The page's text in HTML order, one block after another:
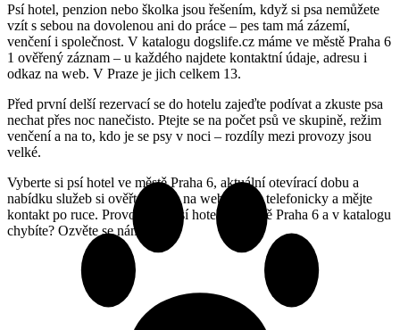
Psí hotel, penzion nebo školka jsou řešením, když si psa nemůžete
vzít s sebou na dovolenou ani do práce – pes tam má zázemí,
venčení i společnost. V katalogu dogslife.cz máme ve městě Praha 6
1 ověřený záznam – u každého najdete kontaktní údaje, adresu i
odkaz na web. V Praze je jich celkem 13.
Před první delší rezervací se do hotelu zajeďte podívat a zkuste psa
nechat přes noc nanečisto. Ptejte se na počet psů ve skupině, režim
venčení a na to, kdo je se psy v noci – rozdíly mezi provozy jsou
velké.
Vyberte si psí hotel ve městě Praha 6, aktuální otevírací dobu a
nabídku služeb si ověřte přímo na webu nebo telefonicky a mějte
kontakt po ruce. Provozujete psí hotel ve městě Praha 6 a v katalogu
chybíte? Ozvěte se nám.